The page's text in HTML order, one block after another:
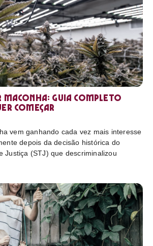
maconha: guia completo
começar
vem ganhando cada vez mais interesse
depois da decisão histórica do
Justiça (STJ) que descriminalizou